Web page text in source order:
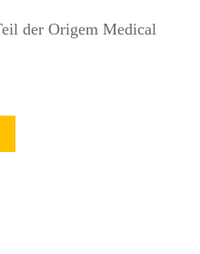
der Origem Medical